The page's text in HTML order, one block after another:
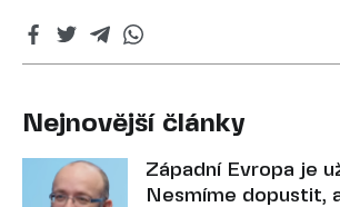
Nejnovější články
Západní Evropa je
Nesmíme dopustit,